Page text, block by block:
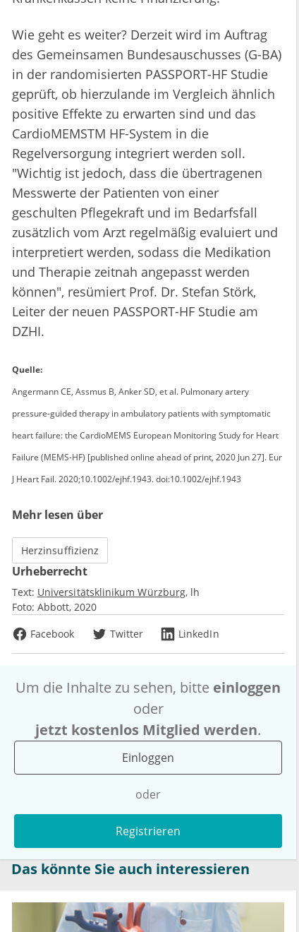
Wie geht es weiter? Derzeit wird im Auftrag
des Gemeinsamen Bundesauschusses (G-BA)
in der randomisierten PASSPORT-HF Studie
geprüft, ob hierzulande im Vergleich ähnlich
positive Effekte zu erwarten sind und das
CardioMEMSTM HF-System in die
Regelversorgung integriert werden soll.
"Wichtig ist jedoch, dass die übertragenen
Messwerte der Patienten von einer
geschulten Pflegekraft und im Bedarfsfall
zusätzlich vom Arzt regelmäßig evaluiert und
interpretiert werden, sodass die Medikation
und Therapie zeitnah angepasst werden
können", resümiert Prof. Dr. Stefan Störk,
Leiter der neuen PASSPORT-HF Studie am
DZHI.
Quelle:
Angermann CE, Assmus B, Anker SD, et al. Pulmonary artery
pressure-guided therapy in ambulatory patients with symptomatic
heart failure: the CardioMEMS European Monitoring Study for Heart
Failure (MEMS-HF) [published online ahead of print, 2020 Jun 27]. Eur
J Heart Fail. 2020;10.1002/ejhf.1943. doi:10.1002/ejhf.1943
Mehr lesen über
Herzinsuffizienz
Urheberrecht
Text: Universitätsklinikum Würzburg lh
Foto: Abbott, 2020
Facebook
Twitter LinkedIn
Um die Inhalte zu sehen, bitte einloggen
oder
jetzt kostenlos Mitglied werden.
Einloggen
oder
Registrieren
Das könnte Sie auch interessieren